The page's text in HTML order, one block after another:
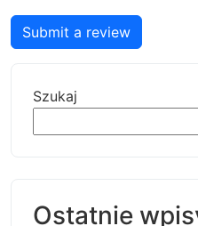
Submit a review
Szukaj
Ostatnie